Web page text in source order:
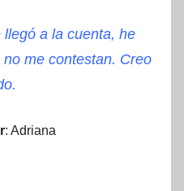
a la cuenta, he
me contestan. Creo
: Adriana